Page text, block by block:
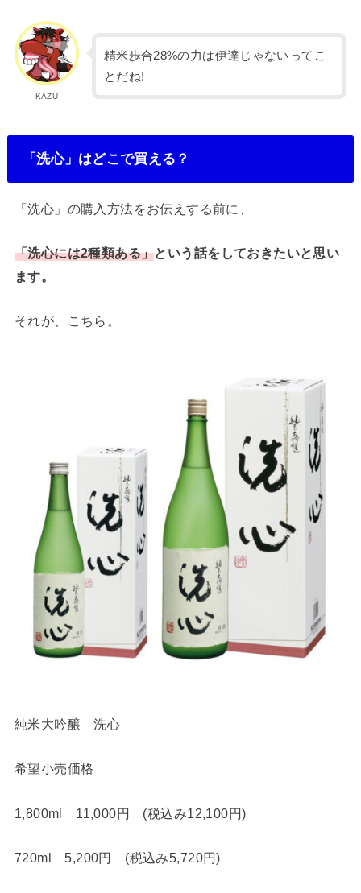
KAZU
精米歩合28%の力は伊達じゃないってこ
とだね!
「洗心」はどこで買える？
「洗心」の購入方法をお伝えする前に、
「洗心には2種類ある」という話をしておきたいと思い
ます。
それが、こちら。
純米大吟醸 洗心
希望小売価格
1,800ml 11,000円 (税込み12,100円)
720ml 5,200円 (税込み5,720円)